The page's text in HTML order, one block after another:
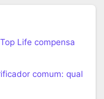
Life compensa
comum: qual